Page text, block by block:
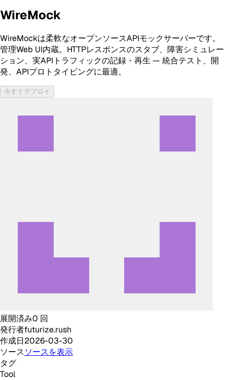
WireMock
WireMockは柔軟なオープンソースAPIモックサーバーです。
管理Web UI内蔵。HTTPレスポンスのスタブ、障害シミュレー
ション、実APIトラフィックの記録・再生 — 統合テスト、開
発、APIプロトタイピングに最適。
今すぐデプロイ
展開済み0 回
発行者futurize.rush
作成日2026-03-30
ソースソースを表示
タグ
Tool